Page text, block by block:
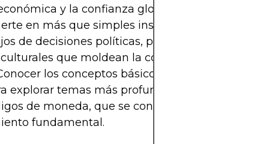
y la confianza global. Para los
en más que simples instrumentos de
de decisiones políticas, políticas fiscales e
que moldean la confianza en el dinero
los conceptos básicos da a los
explorar temas más profundos como los roles
de moneda, que se construyen sobre este
fundamental.